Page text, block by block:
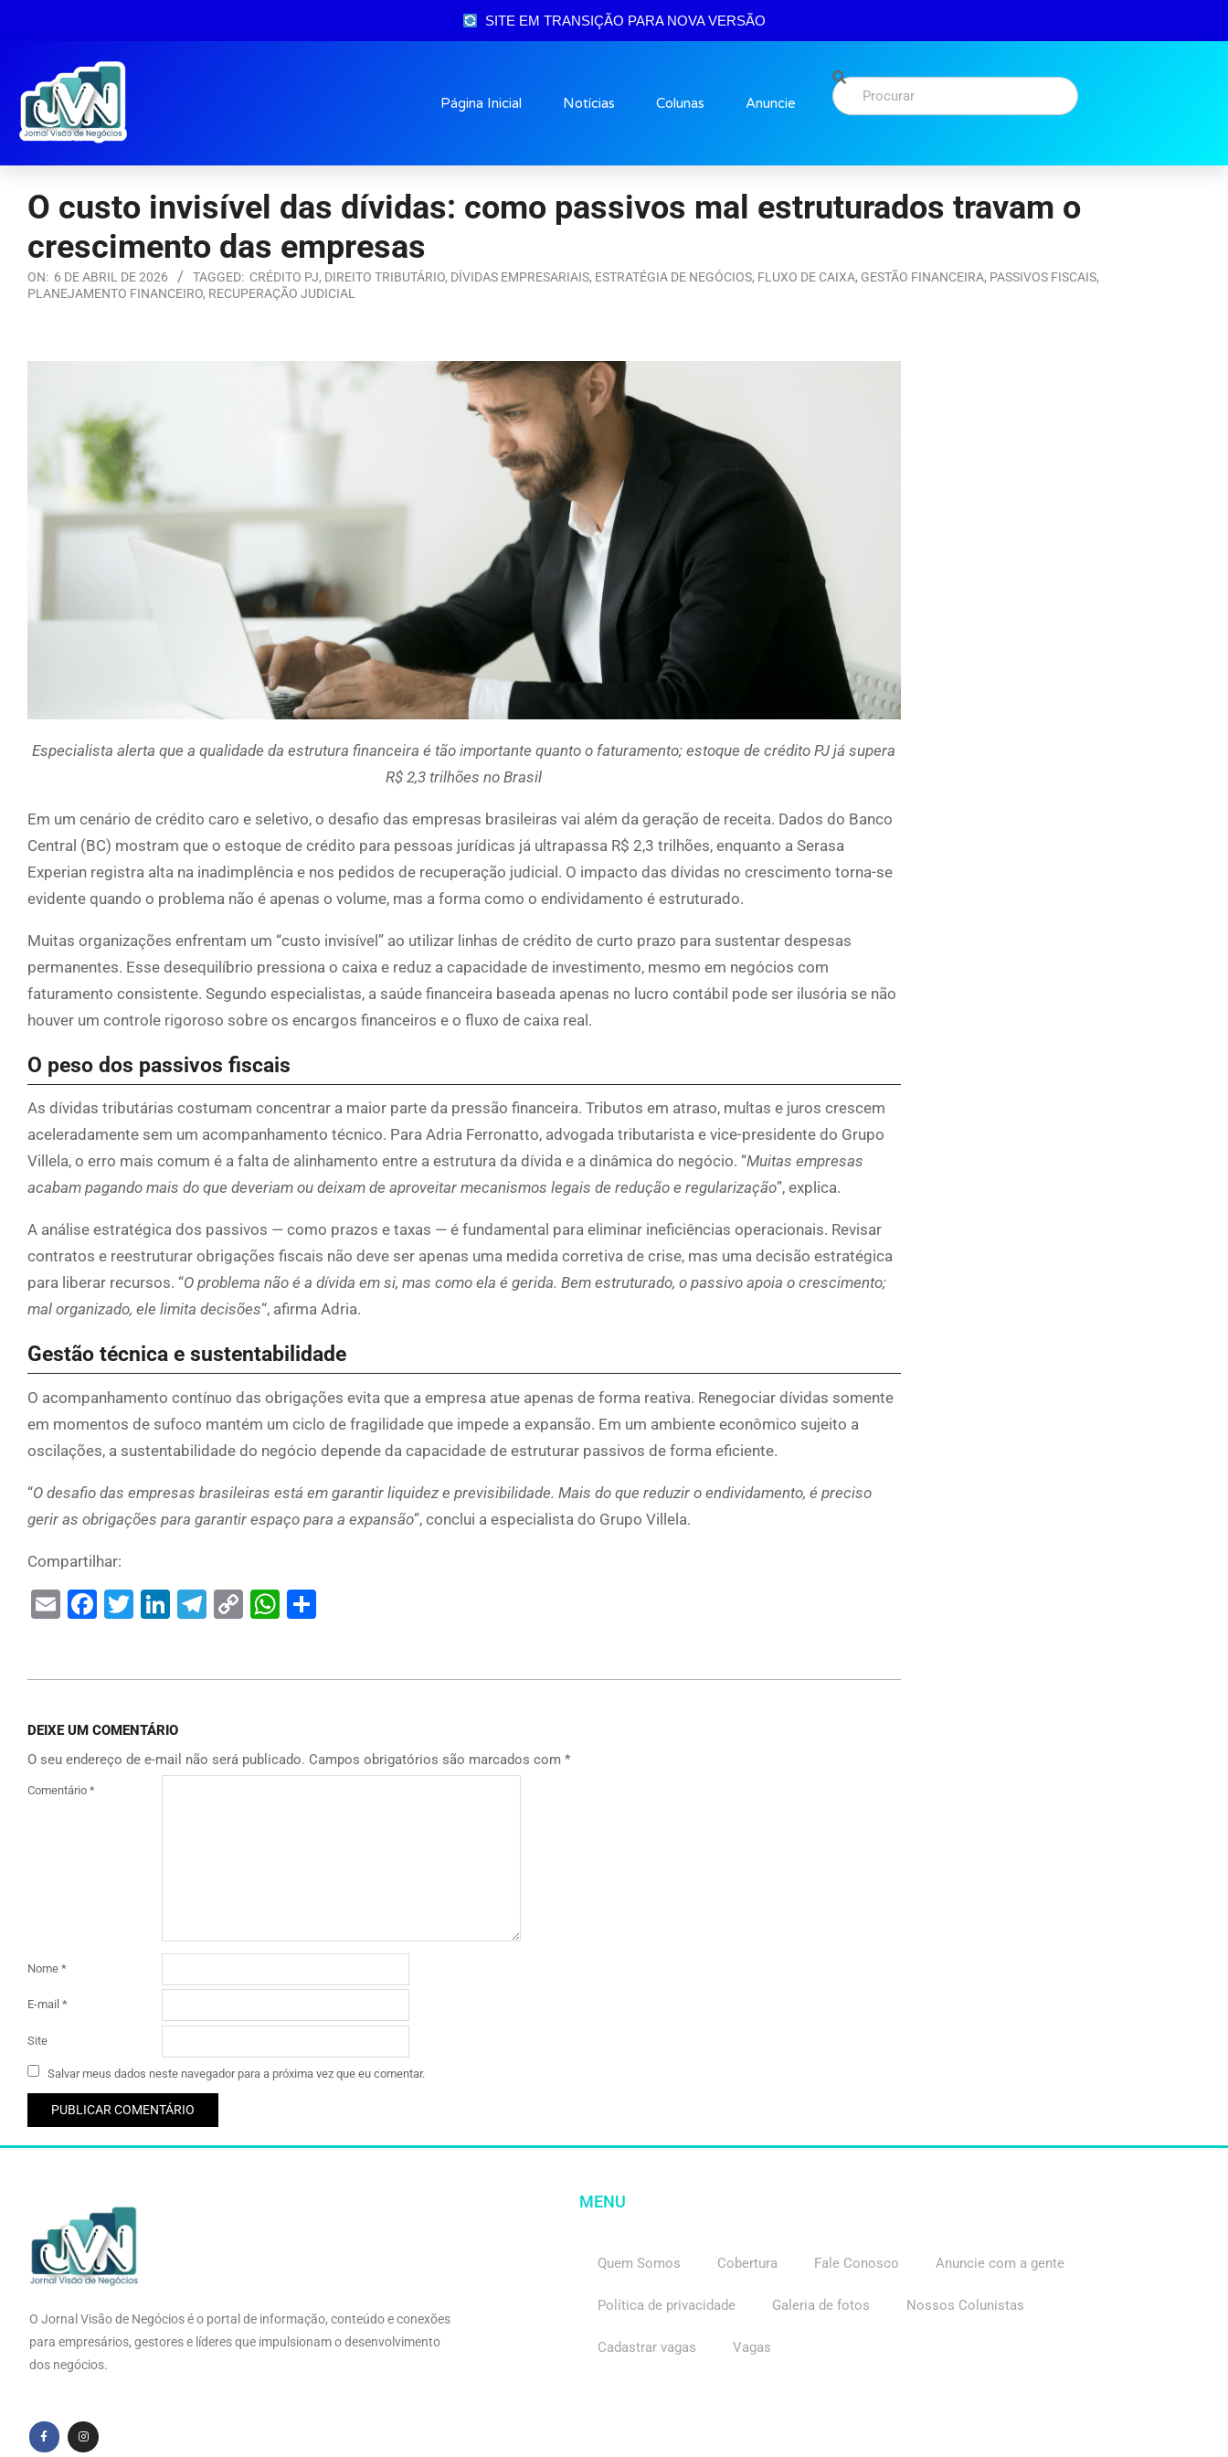
SITE EM TRANSIÇÃO PARA NOVA VERSÃO
Página Inicial Notícias Colunas Anuncie
O custo invisível das dívidas: como passivos mal estruturados travam o
crescimento das empresas
ON: 6 DE ABRIL DE 2026 TAGGED: CRÉDITO PJ, DIREITO TRIBUTÁRIO, DÍVIDAS EMPRESARIAIS, ESTRATÉGIA DE NEGÓCIOS, FLUXO DE CAIXA, GESTÃO FINANCEIRA, PASSIVOS FISCAIS,
PLANEJAMENTO FINANCEIRO, RECUPERAÇÃO JUDICIAL
Especialista alerta que a qualidade da estrutura financeira é tão importante quanto o faturamento; estoque de crédito PJ já supera
R$ 2,3 trilhões no Brasil
Em um cenário de crédito caro e seletivo, o desafio das empresas brasileiras vai além da geração de receita. Dados do Banco
Central (BC) mostram que o estoque de crédito para pessoas jurídicas já ultrapassa R$ 2,3 trilhões, enquanto a Serasa
Experian registra alta na inadimplência e nos pedidos de recuperação judicial. O impacto das dívidas no crescimento torna-se
evidente quando o problema não é apenas o volume, mas a forma como o endividamento é estruturado.
Muitas organizações enfrentam um “custo invisível” ao utilizar linhas de crédito de curto prazo para sustentar despesas
permanentes. Esse desequilíbrio pressiona o caixa e reduz a capacidade de investimento, mesmo em negócios com
faturamento consistente. Segundo especialistas, a saúde financeira baseada apenas no lucro contábil pode ser ilusória se não
houver um controle rigoroso sobre os encargos financeiros e o fluxo de caixa real.
O peso dos passivos fiscais
As dívidas tributárias costumam concentrar a maior parte da pressão financeira. Tributos em atraso, multas e juros crescem
aceleradamente sem um acompanhamento técnico. Para Adria Ferronatto, advogada tributarista e vice-presidente do Grupo
Villela, o erro mais comum é a falta de alinhamento entre a estrutura da dívida e a dinâmica do negócio. “Muitas empresas
acabam pagando mais do que deveriam ou deixam de aproveitar mecanismos legais de redução e regularização”, explica.
A análise estratégica dos passivos — como prazos e taxas — é fundamental para eliminar ineficiências operacionais. Revisar
contratos e reestruturar obrigações fiscais não deve ser apenas uma medida corretiva de crise, mas uma decisão estratégica
para liberar recursos. “O problema não é a dívida em si, mas como ela é gerida. Bem estruturado, o passivo apoia o crescimento;
mal organizado, ele limita decisões“, afirma Adria.
Gestão técnica e sustentabilidade
O acompanhamento contínuo das obrigações evita que a empresa atue apenas de forma reativa. Renegociar dívidas somente
em momentos de sufoco mantém um ciclo de fragilidade que impede a expansão. Em um ambiente econômico sujeito a
oscilações, a sustentabilidade do negócio depende da capacidade de estruturar passivos de forma eficiente.
“O desafio das empresas brasileiras está em garantir liquidez e previsibilidade. Mais do que reduzir o endividamento, é preciso
gerir as obrigações para garantir espaço para a expansão”, conclui a especialista do Grupo Villela.
Compartilhar:
EmailFacebook
Twitter
LinkedIn
Telegram
CopyWhatsApp
DEIXE UM COMENTÁRIO
O seu endereço de e-mail não será publicado. Campos obrigatórios são marcados com *
Comentário *
Nome *
E-mail *
Site
Salvar meus dados neste navegador para a próxima vez que eu comentar.
O Jornal Visão de Negócios é o portal de informação, conteúdo e conexões
para empresários, gestores e líderes que impulsionam o desenvolvimento
dos negócios.
MENU
Quem Somos Cobertura Fale Conosco Anuncie com a gente
Política de privacidade Galeria de fotos Nossos Colunistas
Cadastrar vagas Vagas